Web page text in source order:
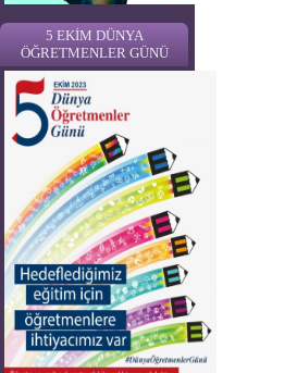
5 EKİM DÜNYA
ÖĞRETMENLER GÜNÜ